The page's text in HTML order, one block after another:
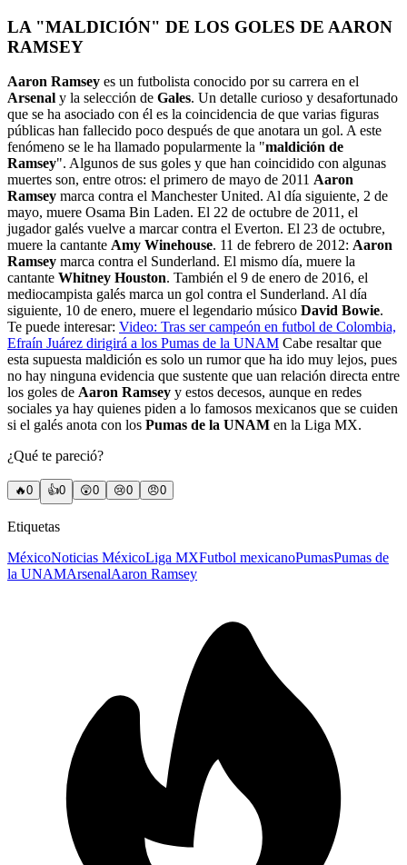
LA "MALDICIÓN" DE LOS GOLES DE AARON
RAMSEY
Aaron Ramsey es un futbolista conocido por su carrera en el
Arsenal y la selección de Gales. Un detalle curioso y desafortunado
que se ha asociado con él es la coincidencia de que varias figuras
públicas han fallecido poco después de que anotara un gol. A este
fenómeno se le ha llamado popularmente la "maldición de
Ramsey". Algunos de sus goles y que han coincidido con algunas
muertes son, entre otros: el primero de mayo de 2011 Aaron
Ramsey marca contra el Manchester United. Al día siguiente, 2 de
mayo, muere Osama Bin Laden. El 22 de octubre de 2011, el
jugador galés vuelve a marcar contra el Everton. El 23 de octubre,
muere la cantante Amy Winehouse. 11 de febrero de 2012: Aaron
Ramsey marca contra el Sunderland. El mismo día, muere la
cantante Whitney Houston. También el 9 de enero de 2016, el
mediocampista galés marca un gol contra el Sunderland. Al día
siguiente, 10 de enero, muere el legendario músico David Bowie.
Te puede interesar: Video: Tras ser campeón en futbol de Colombia,
Efraín Juárez dirigirá a los Pumas de la UNAM Cabe resaltar que
esta supuesta maldición es solo un rumor que ha ido muy lejos, pues
no hay ninguna evidencia que sustente que uan relación directa entre
los goles de Aaron Ramsey y estos decesos, aunque en redes
sociales ya hay quienes piden a lo famosos mexicanos que se cuiden
si el galés anota con los Pumas de la UNAM en la Liga MX.
¿Qué te pareció?
🔥0 👍0 😲0 😢0 😠0
Etiquetas
MéxicoNoticias MéxicoLiga MXFutbol mexicanoPumasPumas de
la UNAMArsenalAaron Ramsey